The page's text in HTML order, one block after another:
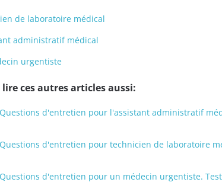
de laboratoire médical
administratif médical
urgentiste
ces autres articles aussi:
d'entretien pour l'assistant administratif
d'entretien pour technicien de laboratoire
d'entretien pour un médecin urgentiste.